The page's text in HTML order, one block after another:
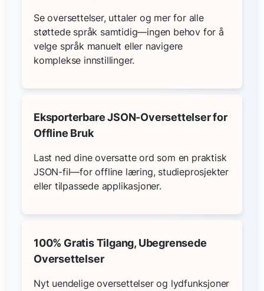
Se oversettelser, uttaler og mer for alle
støttede språk samtidig—ingen behov for å
velge språk manuelt eller navigere
komplekse innstillinger.
Eksporterbare JSON-Oversettelser for
Offline Bruk
Last ned dine oversatte ord som en praktisk
JSON-fil—for offline læring, studieprosjekter
eller tilpassede applikasjoner.
100% Gratis Tilgang, Ubegrensede
Oversettelser
Nyt uendelige oversettelser og lydfunksjoner